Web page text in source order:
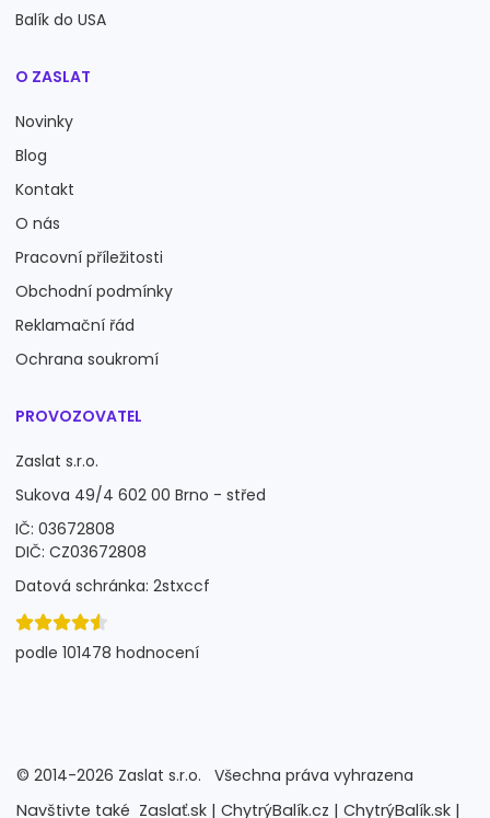
Balík do USA
O ZASLAT
Novinky
Blog
Kontakt
O nás
Pracovní příležitosti
Obchodní podmínky
Reklamační řád
Ochrana soukromí
PROVOZOVATEL
Zaslat s.r.o.
Sukova 49/4 602 00 Brno - střed
IČ: 03672808
DIČ: CZ03672808
Datová schránka: 2stxccf
podle 101478 hodnocení
© 2014-2026 Zaslat s.r.o.
Všechna práva vyhrazena
Navštivte také Zaslať.sk | ChytrýBalík.cz | ChytrýBalík.sk |